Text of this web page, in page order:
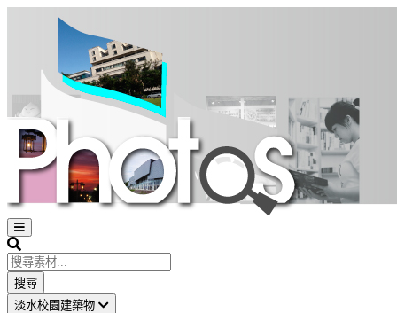
Open
sidebar
Search
搜尋
淡水校園建築物